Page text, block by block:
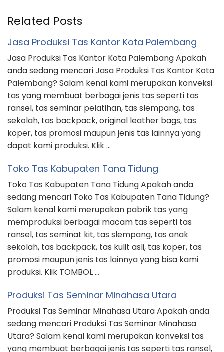
Related Posts
Jasa Produksi Tas Kantor Kota Palembang
Jasa Produksi Tas Kantor Kota Palembang Apakah
anda sedang mencari Jasa Produksi Tas Kantor Kota
Palembang? Salam kenal kami merupakan konveksi
tas yang membuat berbagai jenis tas seperti tas
ransel, tas seminar pelatihan, tas slempang, tas
sekolah, tas backpack, original leather bags, tas
koper, tas promosi maupun jenis tas lainnya yang
dapat kami produksi. Klik …
Toko Tas Kabupaten Tana Tidung
Toko Tas Kabupaten Tana Tidung Apakah anda
sedang mencari Toko Tas Kabupaten Tana Tidung?
Salam kenal kami merupakan pabrik tas yang
memproduksi berbagai macam tas seperti tas
ransel, tas seminat kit, tas slempang, tas anak
sekolah, tas backpack, tas kulit asli, tas koper, tas
promosi maupun jenis tas lainnya yang bisa kami
produksi. Klik TOMBOL …
Produksi Tas Seminar Minahasa Utara
Produksi Tas Seminar Minahasa Utara Apakah anda
sedang mencari Produksi Tas Seminar Minahasa
Utara? Salam kenal kami merupakan konveksi tas
yang membuat berbagai jenis tas seperti tas ransel,